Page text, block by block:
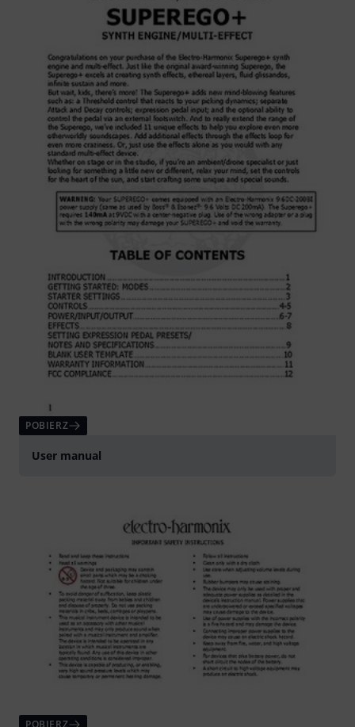
POBIERZ
User manual